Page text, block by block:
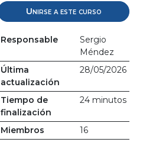
Unirse a este curso
Responsable
Sergio
Méndez
Última
actualización
28/05/2026
Tiempo de
finalización
24 minutos
Miembros 16